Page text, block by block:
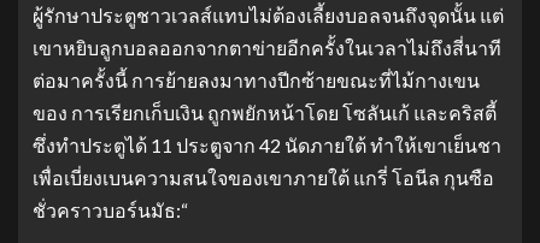
ผู้รักษาประตูชาวเวลส์แทบไม่ต้องเลี้ยงบอลจนถึงจุดนั้น แต่
เขาหยิบลูกบอลออกจากตาข่ายอีกครั้งในเวลาไม่ถึงสี่นาที
ต่อมาครั้งนี้ การย้ายลงมาทางปีกซ้ายขณะที่ไม้กางเขน
ของ การเรียกเก็บเงิน ถูกพยักหน้าโดย โซลันเก้ และคริสตี้
ซึ่งทำประตูได้ 11 ประตูจาก 42 นัดภายใต้ ทำให้เขาเย็นชา
เพื่อเบี่ยงเบนความสนใจของเขาภายใต้ แกรี่ โอนีล กุนซือ
ชั่วคราวบอร์นมัธ:“